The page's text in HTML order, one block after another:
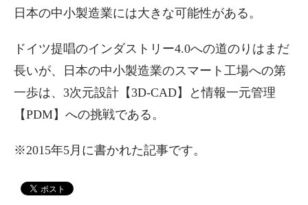
日本の中小製造業には大きな可能性がある。
ドイツ提唱のインダストリー4.0への道のりはまだ
長いが、日本の中小製造業のスマート工場への第
一歩は、3次元設計【3D-CAD】と情報一元管理
【PDM】への挑戦である。
※2015年5月に書かれた記事です。